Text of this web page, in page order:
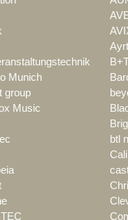
Munich
group
Music
btl